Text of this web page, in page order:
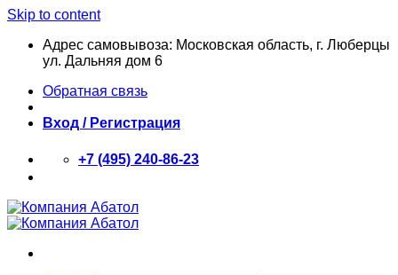
Skip to content
Адрес самовывоза: Московская область, г. Люберцы
ул. Дальняя дом 6
Обратная связь
Вход / Регистрация
+7 (495) 240-86-23